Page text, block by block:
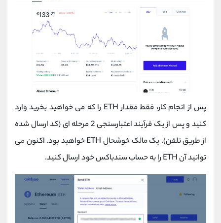
پس از انجام کار، فقط مقدار ETH را که می خواهید بخرید وارد
کنید و پس از یک فرآیند اعتبارسنجی 2 مرحله ای (کد ارسال شده
از طریق تلفن)، یک مالک خوشحال ETH خواهید بود. اکنون می
توانید آن ETH را به حساب سندباکس خود ارسال کنید.